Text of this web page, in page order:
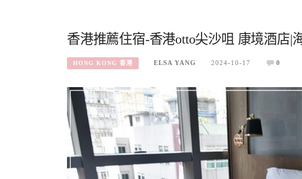
香港推薦住宿-香港otto尖沙咀 康境酒店|
HONG KONG 香港 ELSA YANG 2024-10-17 0